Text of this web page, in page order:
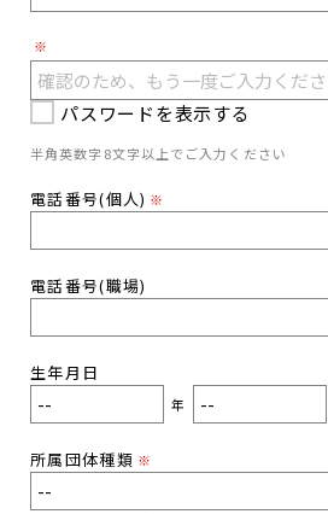
※
パスワードを表示する
半角英数字8文字以上でご入力ください
電話番号(個人) ※
電話番号(職場)
生年月日
年
所属団体種類 ※